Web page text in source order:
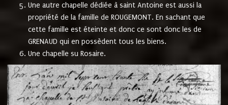
Une autre chapelle dédiée à saint Antoine est aussi la
propriété de la famille de ROUGEMONT. En sachant que
cette famille est éteinte et donc ce sont donc les de
GRENAUD qui en possèdent tous les biens.
Une chapelle su Rosaire.